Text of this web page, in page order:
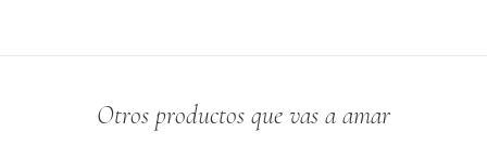
Otros productos que vas a amar